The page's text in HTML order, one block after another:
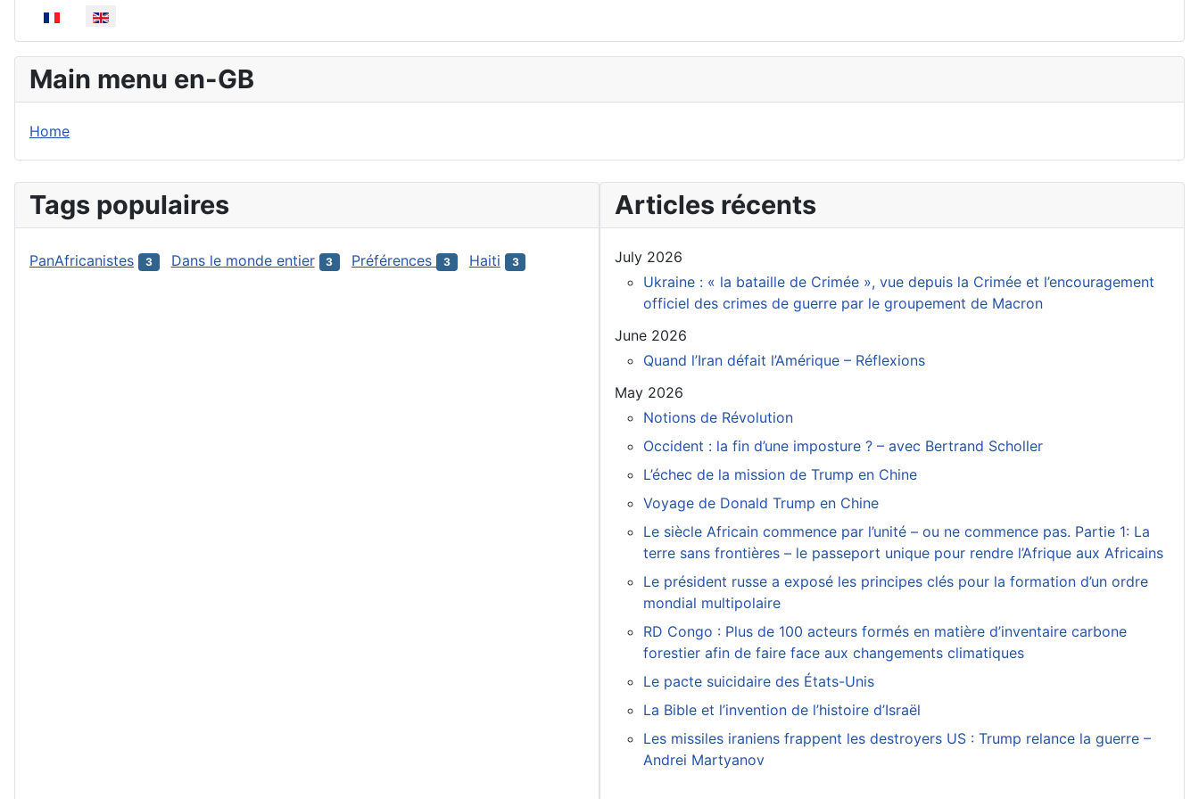
Select your language
Main menu en-GB
Home
Tags populaires
PanAfricanistes 3 Dans le monde entier 3 Préférences 3 Haiti 3
Articles récents
July 2026
Ukraine : « la bataille de Crimée », vue depuis la Crimée et l’encouragement
officiel des crimes de guerre par le groupement de Macron
June 2026
Quand l’Iran défait l’Amérique – Réflexions
May 2026
Notions de Révolution
Occident : la fin d’une imposture ? – avec Bertrand Scholler
L’échec de la mission de Trump en Chine
Voyage de Donald Trump en Chine
Le siècle Africain commence par l’unité – ou ne commence pas. Partie 1: La
terre sans frontières – le passeport unique pour rendre l’Afrique aux Africains
Le président russe a exposé les principes clés pour la formation d’un ordre
mondial multipolaire
RD Congo : Plus de 100 acteurs formés en matière d’inventaire carbone
forestier afin de faire face aux changements climatiques
Le pacte suicidaire des États-Unis
La Bible et l’invention de l’histoire d’Israël
Les missiles iraniens frappent les destroyers US : Trump relance la guerre –
Andrei Martyanov